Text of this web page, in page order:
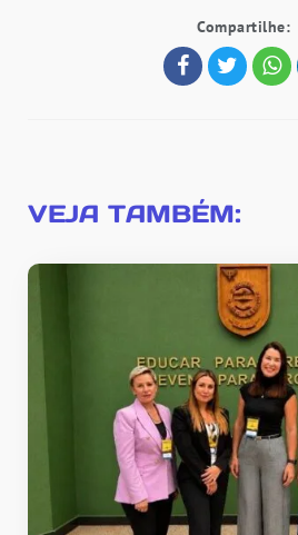
Compartilhe:
VEJA TAMBÉM: